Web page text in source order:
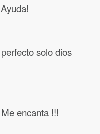
Ayuda!
perfecto solo dios
Me encanta !!!